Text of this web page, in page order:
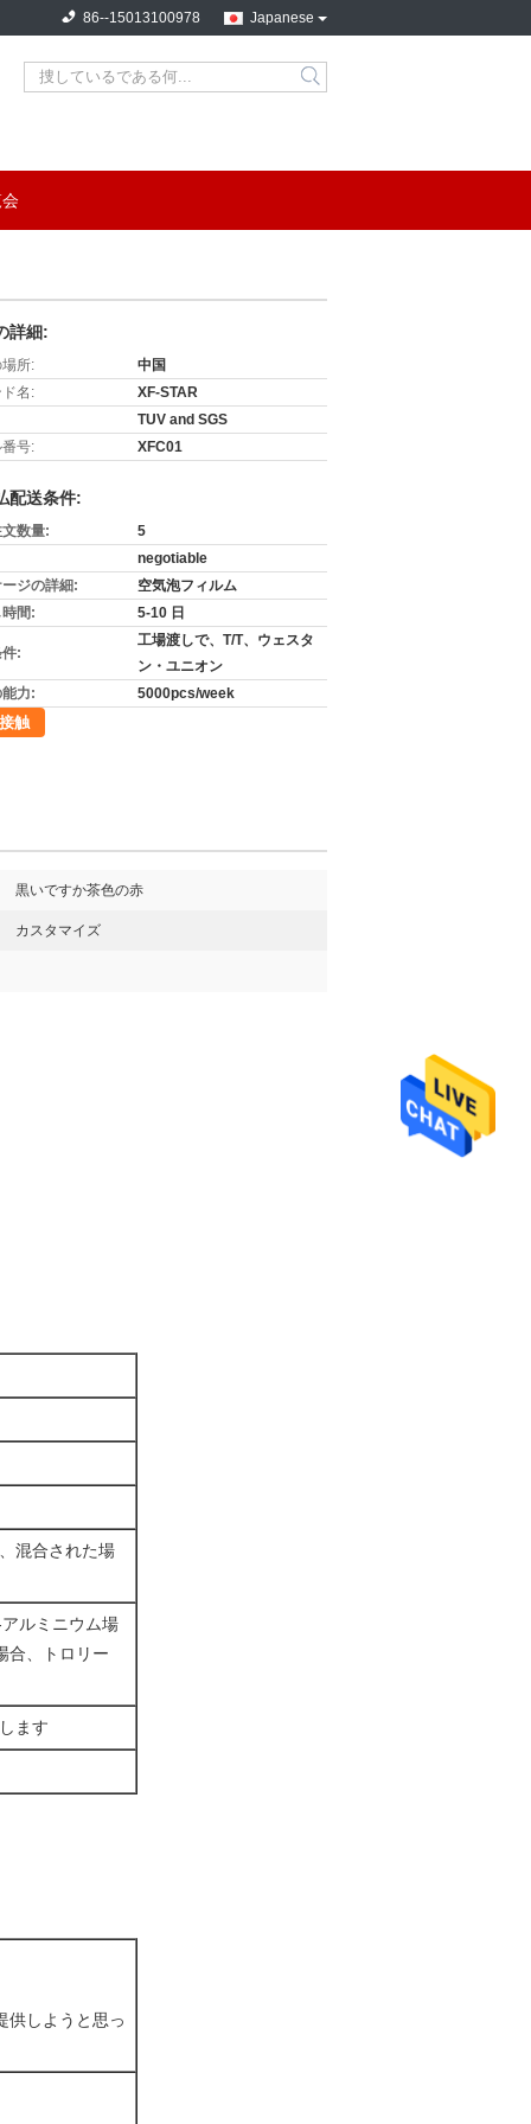
Japanese
86--15013100978
search
詳細:
所:
中国
名:
XF-STAR
TUV and SGS
号:
XFC01
配送条件:
数量:
5
negotiable
ジの詳細:
空気泡フィルム
間:
5-10 日
:
工場渡しで、T/T、ウェスタ
ン・ユニオン
力:
5000pcs/week
接触
黒いですか茶色の赤
カスタマイズ
混合された場
ルミニウム場
合、トロリー
ます
供しようと思っ